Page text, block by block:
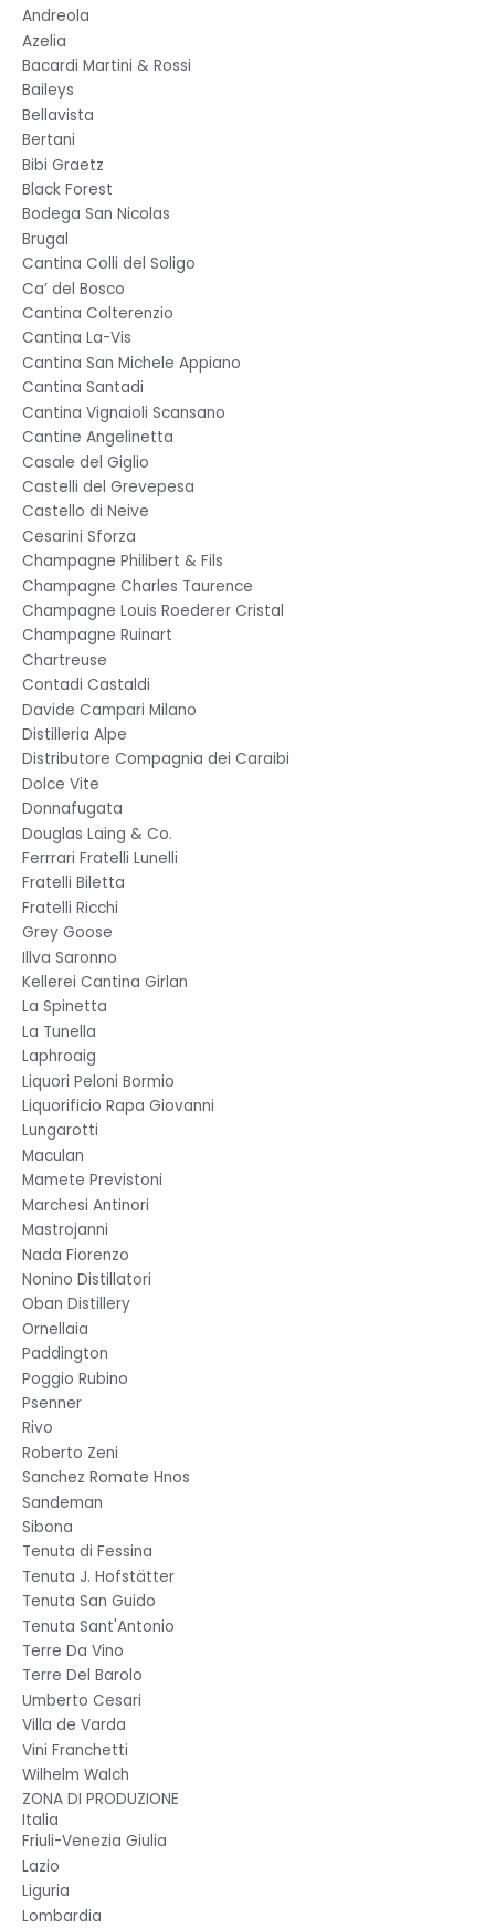
Andreola
Azelia
Bacardi Martini & Rossi
Baileys
Bellavista
Bertani
Bibi Graetz
Black Forest
Bodega San Nicolas
Brugal
Cantina Colli del Soligo
Ca’ del Bosco
Cantina Colterenzio
Cantina La-Vis
Cantina San Michele Appiano
Cantina Santadi
Cantina Vignaioli Scansano
Cantine Angelinetta
Casale del Giglio
Castelli del Grevepesa
Castello di Neive
Cesarini Sforza
Champagne Philibert & Fils
Champagne Charles Taurence
Champagne Louis Roederer Cristal
Champagne Ruinart
Chartreuse
Contadi Castaldi
Davide Campari Milano
Distilleria Alpe
Distributore Compagnia dei Caraibi
Dolce Vite
Donnafugata
Douglas Laing & Co.
Ferrrari Fratelli Lunelli
Fratelli Biletta
Fratelli Ricchi
Grey Goose
Illva Saronno
Kellerei Cantina Girlan
La Spinetta
La Tunella
Laphroaig
Liquori Peloni Bormio
Liquorificio Rapa Giovanni
Lungarotti
Maculan
Mamete Previstoni
Marchesi Antinori
Mastrojanni
Nada Fiorenzo
Nonino Distillatori
Oban Distillery
Ornellaia
Paddington
Poggio Rubino
Psenner
Rivo
Roberto Zeni
Sanchez Romate Hnos
Sandeman
Sibona
Tenuta di Fessina
Tenuta J. Hofstätter
Tenuta San Guido
Tenuta Sant'Antonio
Terre Da Vino
Terre Del Barolo
Umberto Cesari
Villa de Varda
Vini Franchetti
Wilhelm Walch
ZONA DI PRODUZIONE
Italia
Friuli-Venezia Giulia
Lazio
Liguria
Lombardia